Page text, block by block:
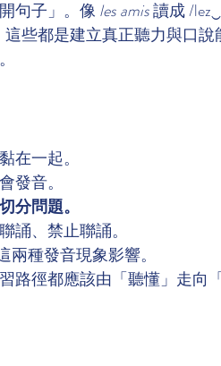
句子」。像 les amis 讀成 /
些都是建立真正聽力與口說
。
在一起。
發音。
分問題。
誦、禁止聯誦。
兩種發音現象影響。
路徑都應該由「聽懂」走向